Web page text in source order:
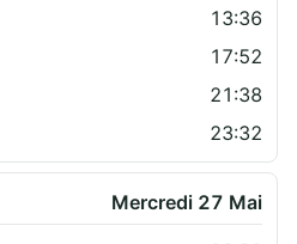
13:36
17:52
21:38
23:32
Mercredi 27 Mai